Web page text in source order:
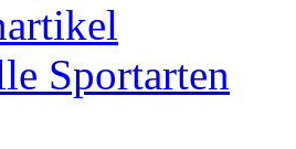
Sportarten